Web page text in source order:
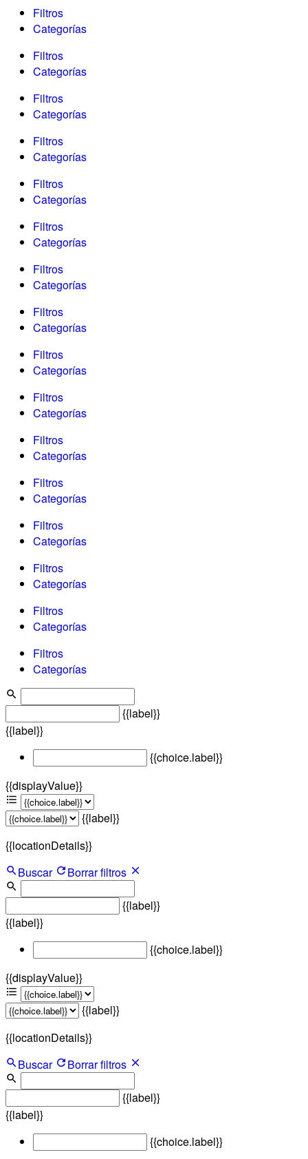
Filtros
Categorías
Filtros
Categorías
Filtros
Categorías
Filtros
Categorías
Filtros
Categorías
Filtros
Categorías
Filtros
Categorías
Filtros
Categorías
Filtros
Categorías
Filtros
Categorías
Filtros
Categorías
Filtros
Categorías
Filtros
Categorías
Filtros
Categorías
Filtros
Categorías
Filtros
Categorías
{{label}}
{{label}}
{{choice.label}}
{{displayValue}}
{{label}}
{{locationDetails}}
Buscar
Borrar filtros
{{label}}
{{label}}
{{choice.label}}
{{displayValue}}
{{label}}
{{locationDetails}}
Buscar
Borrar filtros
{{label}}
{{label}}
{{choice.label}}